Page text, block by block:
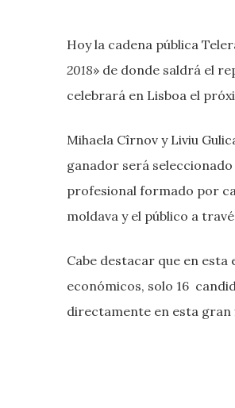
Hoy la cadena pública
2018» de donde saldrá el
celebrará en Lisboa el
Mihaela Cîrnov y Liviu
ganador será
profesional formado por
moldava y el público a
Cabe destacar que en
económicos, solo 16
directamente en esta gran